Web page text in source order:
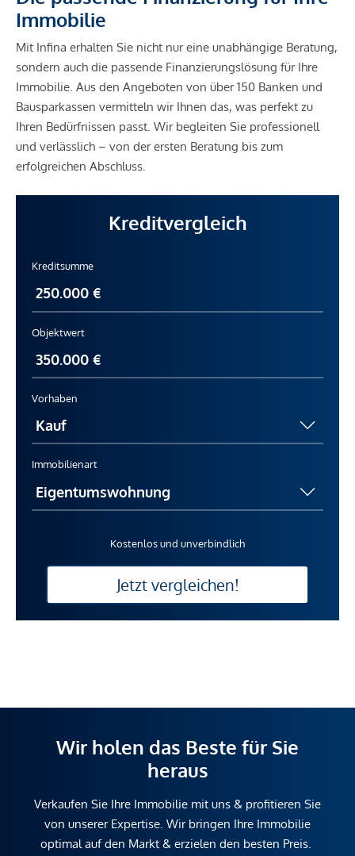
Immobilie
Mit Infina erhalten Sie nicht nur eine unabhängige Beratung,
sondern auch die passende Finanzierungslösung für Ihre
Immobilie. Aus den Angeboten von über 150 Banken und
Bausparkassen vermitteln wir Ihnen das, was perfekt zu
Ihren Bedürfnissen passt. Wir begleiten Sie professionell
und verlässlich – von der ersten Beratung bis zum
erfolgreichen Abschluss.
Kreditvergleich
Kreditsumme
Objektwert
Vorhaben
Immobilienart
Kostenlos und unverbindlich
Jetzt vergleichen!
Wir holen das Beste für Sie
heraus
Verkaufen Sie Ihre Immobilie mit uns & profitieren Sie
von unserer Expertise. Wir bringen Ihre Immobilie
optimal auf den Markt & erzielen den besten Preis.